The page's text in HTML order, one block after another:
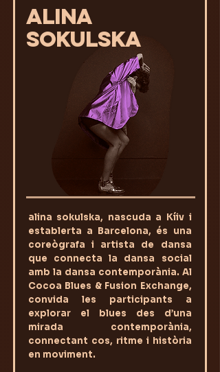
ALINA
SOKULSKA
alina sokulska, nascuda a Kíiv i
establerta a Barcelona, és una
coreògrafa i artista de dansa
que connecta la dansa social
amb la dansa contemporània. Al
Cocoa Blues & Fusion Exchange,
convida les participants a
explorar el blues des d’una
mirada contemporània,
connectant cos, ritme i història
en moviment.